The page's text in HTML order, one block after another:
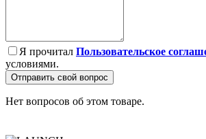
Я прочитал Пользовательское
условиями.
Отправить свой вопрос
Нет вопросов об этом товаре.